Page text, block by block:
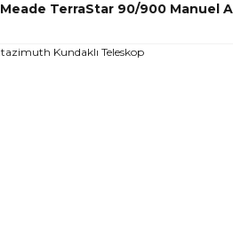
Meade TerraStar 90/900 Manuel